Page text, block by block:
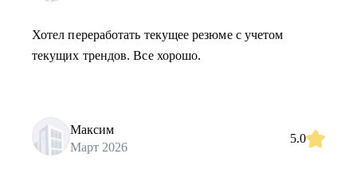
Хотел переработать текущее резюме с учетом
текущих трендов. Все хорошо.
Максим
Март 2026
5.0